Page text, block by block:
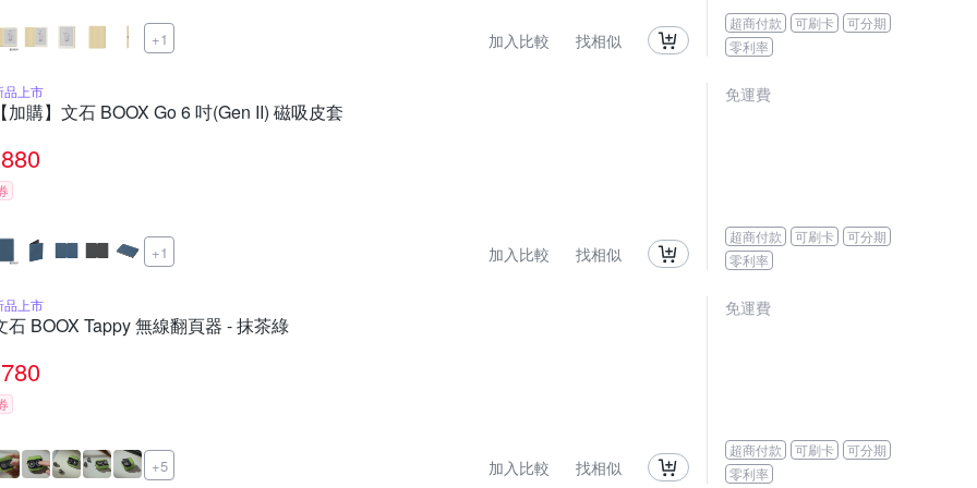
+1 加入比較 找相似
超商付款 可刷卡
可分期
零利率
品上市
加購】文石 BOOX Go 6 吋(Gen II) 磁吸皮套
880
+1 加入比較 找相似
免運費
超商付款 可刷卡
可分期
零利率
品上市
石 BOOX Tappy 無線翻頁器 - 抹茶綠
780
+5 加入比較 找相似
免運費
超商付款 可刷卡
可分期
零利率